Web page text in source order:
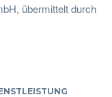
übermittelt durch